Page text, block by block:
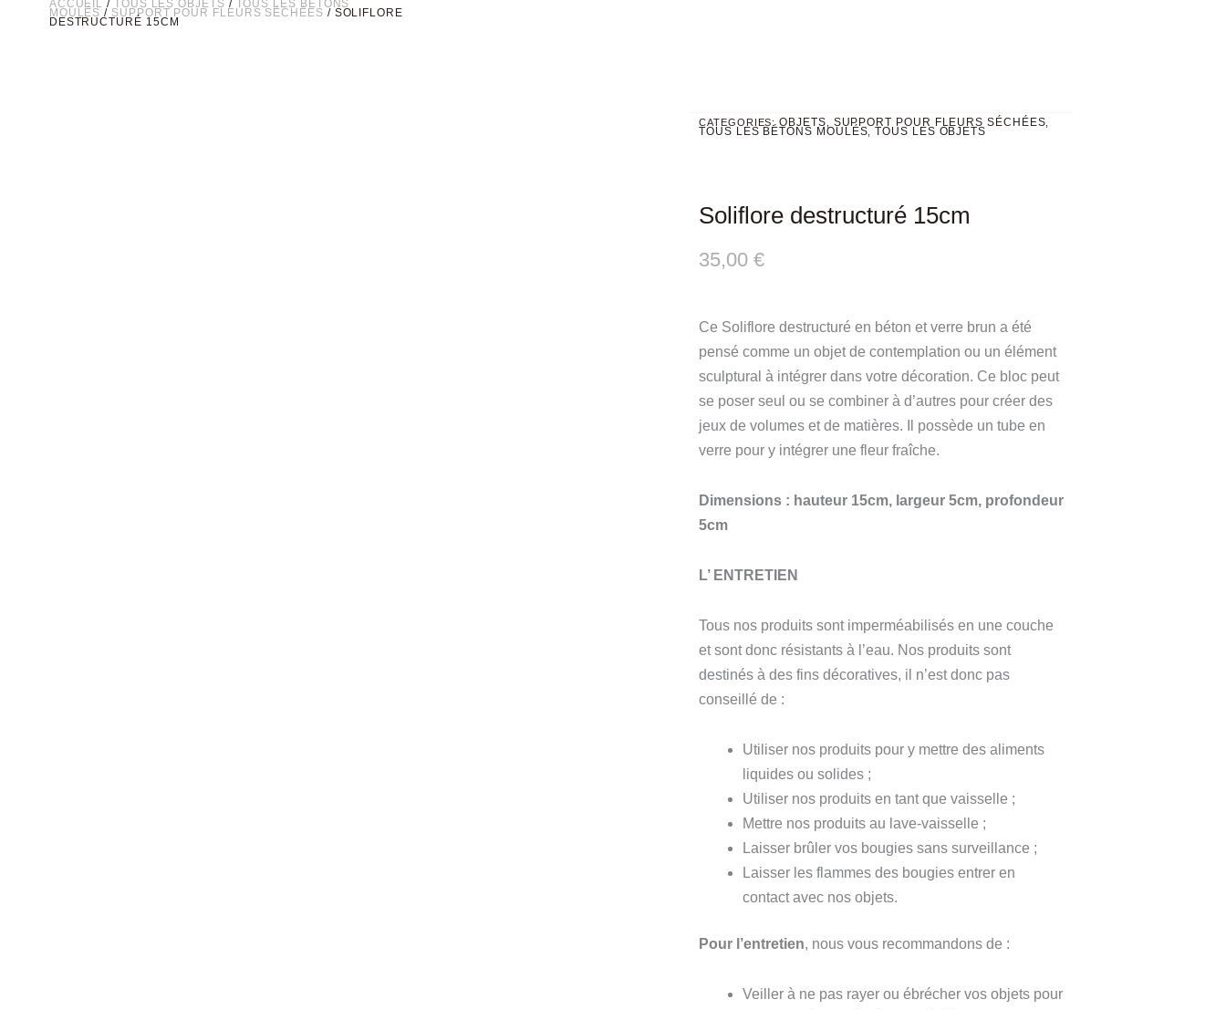
ACCUEIL / TOUS LES OBJETS / TOUS LES BÉTONS
MOULÉS / SUPPORT POUR FLEURS SÉCHÉES / SOLIFLORE
DESTRUCTURÉ 15CM
CATEGORIES: OBJETS SUPPORT POUR FLEURS SÉCHÉES
TOUS LES BÉTONS MOULÉS ,TOUS LES OBJETS
Soliflore destructuré 15cm
35,00€
Ce Soliflore destructuré en béton et verre brun a été
pensé comme un objet de contemplation ou un élément
sculptural à intégrer dans votre décoration. Ce bloc peut
se poser seul ou se combiner à d’autres pour créer des
jeux de volumes et de matières. Il possède un tube en
verre pour y intégrer une fleur fraîche.
Dimensions : hauteur 15cm, largeur 5cm, profondeur
5cm
L’ ENTRETIEN
Tous nos produits sont imperméabilisés en une couche
et sont donc résistants à l’eau. Nos produits sont
destinés à des fins décoratives, il n’est donc pas
conseillé de :
Utiliser nos produits pour y mettre des aliments
liquides ou solides ;
Utiliser nos produits en tant que vaisselle ;
Mettre nos produits au lave-vaisselle ;
Laisser brûler vos bougies sans surveillance ;
Laisser les flammes des bougies entrer en
contact avec nos objets.
Pour l’entretien, nous vous recommandons de :
Veiller à ne pas rayer ou ébrécher vos objets pour